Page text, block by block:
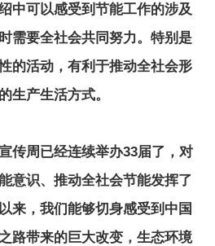
中可以感受到节能工作的涉及
需要全社会共同努力。特别是
的活动，有利于推动全社会形
生产生活方式。
传周已经连续举办33届了，对
意识、推动全社会节能发挥了
来，我们能够切身感受到中国
路带来的巨大改变，生态环境